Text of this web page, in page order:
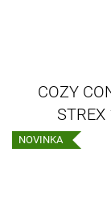
COZY
STREX
NOVINKA